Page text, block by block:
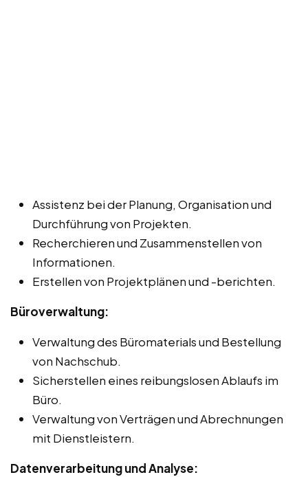
Assistenz bei der Planung, Organisation und
Durchführung von Projekten.
Recherchieren und Zusammenstellen von
Informationen.
Erstellen von Projektplänen und -berichten.
Büroverwaltung:
Verwaltung des Büromaterials und Bestellung
von Nachschub.
Sicherstellen eines reibungslosen Ablaufs im
Büro.
Verwaltung von Verträgen und Abrechnungen
mit Dienstleistern.
Datenverarbeitung und Analyse: